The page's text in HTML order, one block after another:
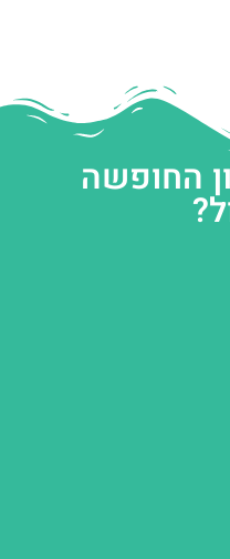
החופשה